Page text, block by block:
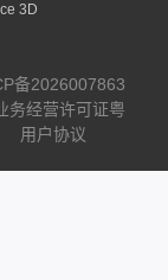
3D
备2026007863
务经营许可证粤
用户协议